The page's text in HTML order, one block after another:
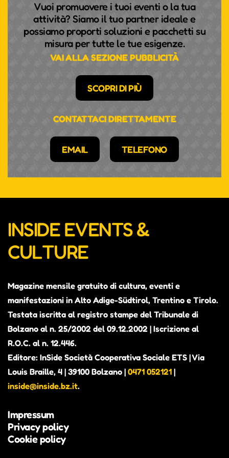
Vuoi promuovere i tuoi eventi o la tua
attività? Siamo il tuo partner ideale e
possiamo proporti soluzioni e pacchetti su
misura per tutte le tue esigenze.
VAI ALLA SEZIONE PUBBLICITÀ
SCOPRI DI PIÙ
CONTATTACI DIRETTAMENTE
EMAIL TELEFONO
INSIDE EVENTS &
CULTURE
Magazine mensile gratuito di cultura, eventi e
manifestazioni in Alto Adige-Südtirol, Trentino e Tirolo.
Testata iscritta al registro stampe del Tribunale di
Bolzano al n. 25/2002 del 09.12.2002 | Iscrizione al
R.O.C. al n. 12.446.
Editore: InSide Società Cooperativa Sociale ETS | Via
Louis Braille, 4 | 39100 Bolzano | 0471 052121 |
inside@inside.bz.it.
Impressum
Privacy policy
Cookie policy